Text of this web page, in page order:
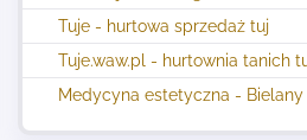
Tuje - hurtowa sprzedaż tuj
Tuje.waw.pl - hurtownia tanich
Medycyna estetyczna - Bielany